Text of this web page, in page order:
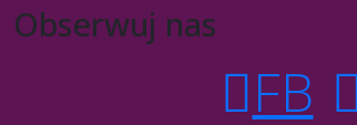
Obserwuj nas
FB